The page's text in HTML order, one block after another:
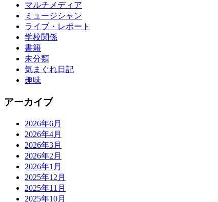
マルチメディア
ミュージシャン
ライブ・レポート
学校関係
書籍
未分類
気まぐれ日記
趣味
アーカイブ
2026年6月
2026年4月
2026年3月
2026年2月
2026年1月
2025年12月
2025年11月
2025年10月